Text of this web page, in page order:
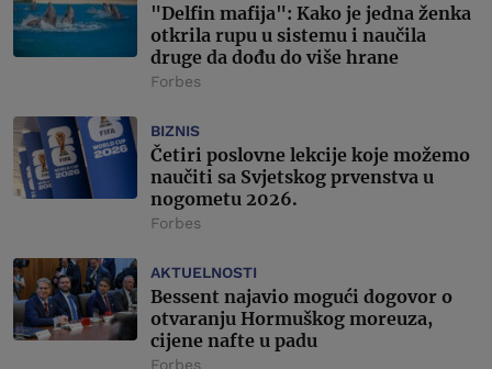
"Delfin mafija": Kako je jedna ženka
otkrila rupu u sistemu i naučila
druge da dođu do više hrane
Forbes
BIZNIS
Četiri poslovne lekcije koje možemo
naučiti sa Svjetskog prvenstva u
nogometu 2026.
Forbes
AKTUELNOSTI
Bessent najavio mogući dogovor o
otvaranju Hormuškog moreuza,
cijene nafte u padu
Forbes